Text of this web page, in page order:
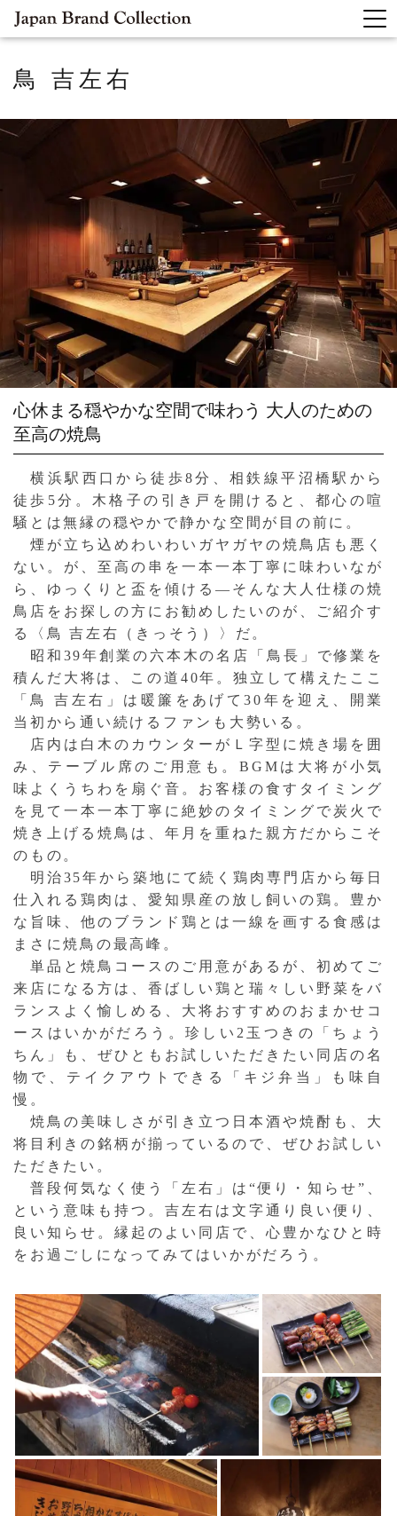
鳥 吉左右
心休まる穏やかな空間で味わう 大人のための
至高の焼鳥
横浜駅西口から徒歩8分、相鉄線平沼橋駅から
徒歩5分。木格子の引き戸を開けると、都心の喧
騒とは無縁の穏やかで静かな空間が目の前に。
煙が立ち込めわいわいガヤガヤの焼鳥店も悪く
ない。が、至高の串を一本一本丁寧に味わいなが
ら、ゆっくりと盃を傾ける—そんな大人仕様の焼
鳥店をお探しの方にお勧めしたいのが、ご紹介す
る〈鳥 吉左右（きっそう）〉だ。
昭和39年創業の六本木の名店「鳥長」で修業を
積んだ大将は、この道40年。独立して構えたここ
「鳥 吉左右」は暖簾をあげて30年を迎え、開業
当初から通い続けるファンも大勢いる。
店内は白木のカウンターがＬ字型に焼き場を囲
み、テーブル席のご用意も。BGMは大将が小気
味よくうちわを扇ぐ音。お客様の食すタイミング
を見て一本一本丁寧に絶妙のタイミングで炭火で
焼き上げる焼鳥は、年月を重ねた親方だからこそ
のもの。
明治35年から築地にて続く鶏肉専門店から毎日
仕入れる鶏肉は、愛知県産の放し飼いの鶏。豊か
な旨味、他のブランド鶏とは一線を画する食感は
まさに焼鳥の最高峰。
単品と焼鳥コースのご用意があるが、初めてご
来店になる方は、香ばしい鶏と瑞々しい野菜をバ
ランスよく愉しめる、大将おすすめのおまかせコ
ースはいかがだろう。珍しい2玉つきの「ちょう
ちん」も、ぜひともお試しいただきたい同店の名
物で、テイクアウトできる「キジ弁当」も味自
慢。
焼鳥の美味しさが引き立つ日本酒や焼酎も、大
将目利きの銘柄が揃っているので、ぜひお試しい
ただきたい。
普段何気なく使う「左右」は“便り・知らせ”、
という意味も持つ。吉左右は文字通り良い便り、
良い知らせ。縁起のよい同店で、心豊かなひと時
をお過ごしになってみてはいかがだろう。